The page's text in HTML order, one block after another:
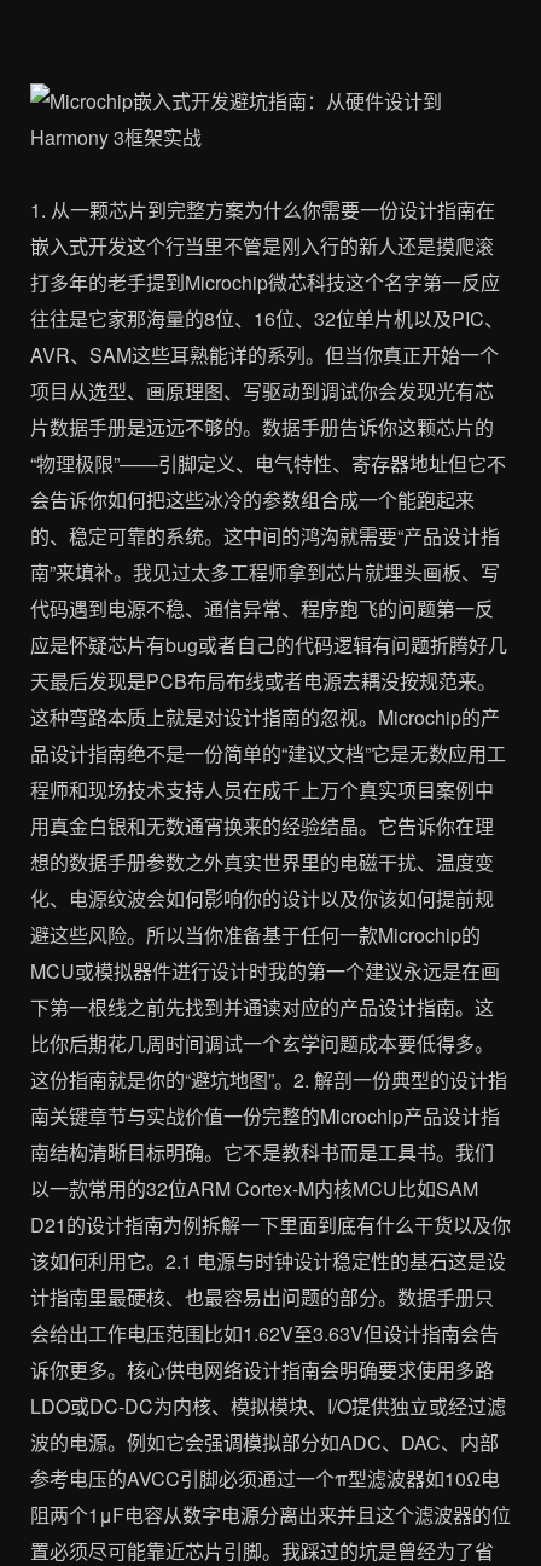
1. 从一颗芯片到完整方案为什么你需要一份设计指南在
嵌入式开发这个行当里不管是刚入行的新人还是摸爬滚
打多年的老手提到Microchip微芯科技这个名字第一反应
往往是它家那海量的8位、16位、32位单片机以及PIC、
AVR、SAM这些耳熟能详的系列。但当你真正开始一个
项目从选型、画原理图、写驱动到调试你会发现光有芯
片数据手册是远远不够的。数据手册告诉你这颗芯片的
“物理极限”——引脚定义、电气特性、寄存器地址但它不
会告诉你如何把这些冰冷的参数组合成一个能跑起来
的、稳定可靠的系统。这中间的鸿沟就需要“产品设计指
南”来填补。我见过太多工程师拿到芯片就埋头画板、写
代码遇到电源不稳、通信异常、程序跑飞的问题第一反
应是怀疑芯片有bug或者自己的代码逻辑有问题折腾好几
天最后发现是PCB布局布线或者电源去耦没按规范来。
这种弯路本质上就是对设计指南的忽视。Microchip的产
品设计指南绝不是一份简单的“建议文档”它是无数应用工
程师和现场技术支持人员在成千上万个真实项目案例中
用真金白银和无数通宵换来的经验结晶。它告诉你在理
想的数据手册参数之外真实世界里的电磁干扰、温度变
化、电源纹波会如何影响你的设计以及你该如何提前规
避这些风险。所以当你准备基于任何一款Microchip的
MCU或模拟器件进行设计时我的第一个建议永远是在画
下第一根线之前先找到并通读对应的产品设计指南。这
比你后期花几周时间调试一个玄学问题成本要低得多。
这份指南就是你的“避坑地图”。2. 解剖一份典型的设计指
南关键章节与实战价值一份完整的Microchip产品设计指
南结构清晰目标明确。它不是教科书而是工具书。我们
以一款常用的32位ARM Cortex-M内核MCU比如SAM
D21的设计指南为例拆解一下里面到底有什么干货以及你
该如何利用它。2.1 电源与时钟设计稳定性的基石这是设
计指南里最硬核、也最容易出问题的部分。数据手册只
会给出工作电压范围比如1.62V至3.63V但设计指南会告
诉你更多。核心供电网络设计指南会明确要求使用多路
LDO或DC-DC为内核、模拟模块、I/O提供独立或经过滤
波的电源。例如它会强调模拟部分如ADC、DAC、内部
参考电压的AVCC引脚必须通过一个π型滤波器如10Ω电
阻两个1μF电容从数字电源分离出来并且这个滤波器的位
置必须尽可能靠近芯片引脚。我踩过的坑是曾经为了省